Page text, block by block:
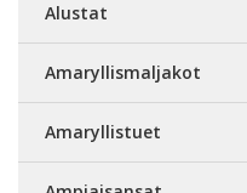
Alustat
Amaryllismaljakot
Amaryllistuet